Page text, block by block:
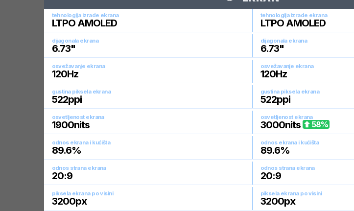
tehnologija izrade ekrana
LTPO AMOLED
tehnologija izrade ekrana
LTPO AMOLED
dijagonala ekrana
6.73"
dijagonala ekrana
6.73"
osvežavanje ekrana
120Hz
osvežavanje ekrana
120Hz
gustina piksela ekrana
522ppi
gustina piksela ekrana
522ppi
osvetljenost ekrana
1900nits
osvetljenost ekrana
3000nits 58%
odnos ekrana i kućišta
89.6%
odnos ekrana i kućišta
89.6%
odnos strana ekrana
20:9
odnos strana ekrana
20:9
piksela ekrana po visini
3200px
piksela ekrana po visini
3200px